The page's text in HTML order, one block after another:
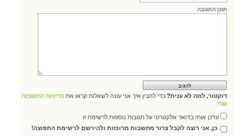
תוכן התגובה
דוקטור, למה לא ענית? כדי להבין איך אני עונה לשאלות קראו את מדיניות התשובות
שלי.
עדכן אותי בדואר אלקטרוני על תגובות נוספות לרשימה זו
כן, אני רוצה לקבל צרור מחשבות מרוכזות ולהירשם לרשימת התפוצה!